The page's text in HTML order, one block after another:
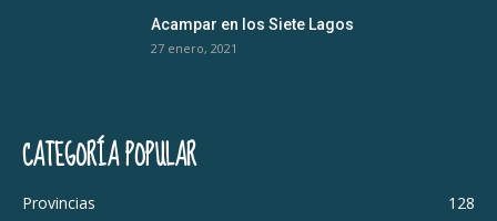
Acampar en los Siete Lagos
27 enero, 2021
CATEGORÍA POPULAR
Provincias
128